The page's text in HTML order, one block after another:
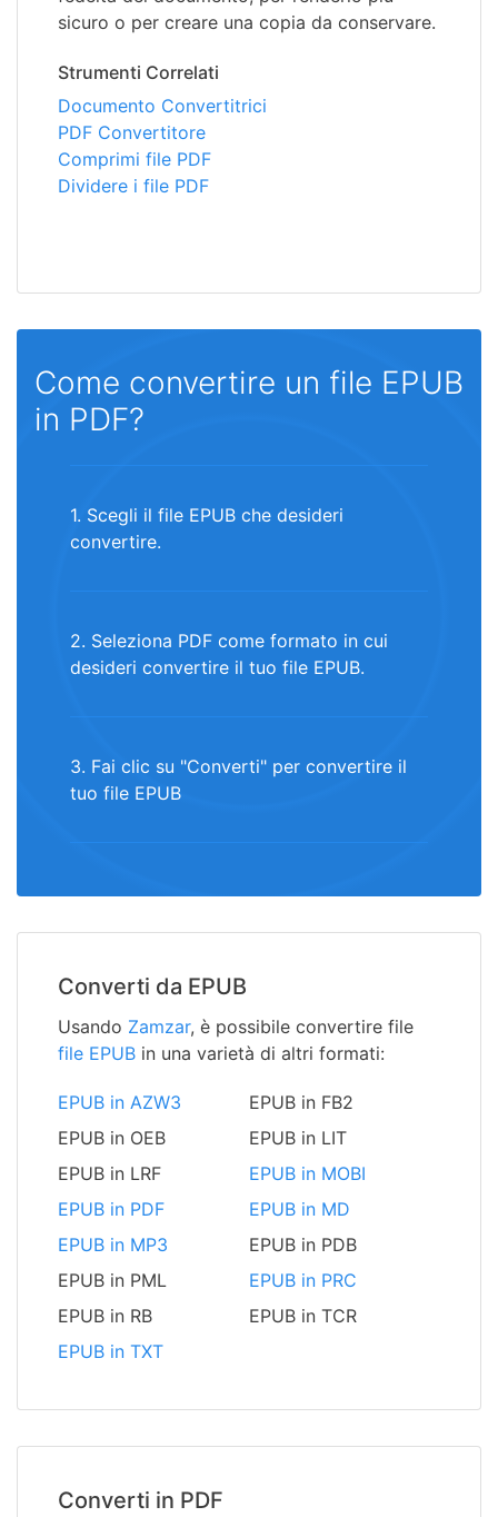
sicuro o per creare una copia da conservare.
Strumenti Correlati
Documento Convertitrici
PDF Convertitore
Comprimi file PDF
Dividere i file PDF
Come convertire un file EPUB
in PDF?
1. Scegli il file EPUB che desideri
convertire.
2. Seleziona PDF come formato in cui
desideri convertire il tuo file EPUB.
3. Fai clic su "Converti" per convertire il
tuo file EPUB
Converti da EPUB
Usando Zamzar, è possibile convertire file
file EPUB in una varietà di altri formati:
EPUB in AZW3
EPUB in FB2
EPUB in OEB
EPUB in LIT
EPUB in LRF
EPUB in MOBI
EPUB in PDF
EPUB in MD
EPUB in MP3
EPUB in PDB
EPUB in PML
EPUB in PRC
EPUB in RB
EPUB in TCR
EPUB in TXT
Converti in PDF